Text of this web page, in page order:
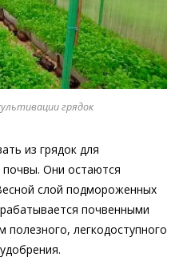
грядок
из грядок для
почвы. Они остаются
слой подмороженных
почвенными
легкодоступного